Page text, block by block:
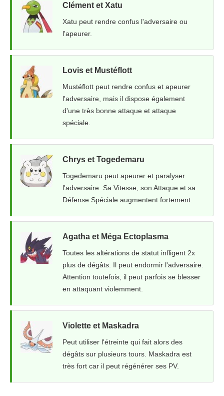
Clément et Xatu
Xatu peut rendre confus l'adversaire ou
l'apeurer.
Lovis et Mustéflott
Mustéflott peut rendre confus et apeurer
l'adversaire, mais il dispose également
d'une très bonne attaque et attaque
spéciale.
Chrys et Togedemaru
Togedemaru peut apeurer et paralyser
l'adversaire. Sa Vitesse, son Attaque et sa
Défense Spéciale augmentent fortement.
Agatha et Méga Ectoplasma
Toutes les altérations de statut infligent 2x
plus de dégâts. Il peut endormir l'adversaire.
Attention toutefois, il peut parfois se blesser
en attaquant violemment.
Violette et Maskadra
Peut utiliser l'étreinte qui fait alors des
dégâts sur plusieurs tours. Maskadra est
très fort car il peut régénérer ses PV.